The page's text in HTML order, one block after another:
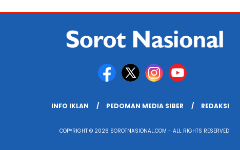
INFO IKLAN PEDOMAN MEDIA SIBER REDAKSI
COPYRIGHT © 2026 SOROTNASIONAL.COM - ALL RIGHTS RESERVED